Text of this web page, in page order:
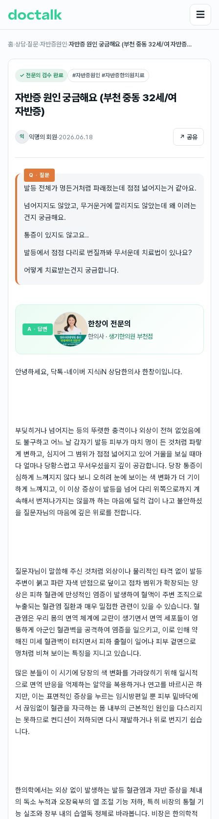
☰
홈›상담·질문›자반증원인›자반증 원인 궁금해요 (부천 중동 32세/여 자반증…
✓ 전문의 검수 완료 #자반증원인 #자반증한의원치료
자반증 원인 궁금해요 (부천 중동 32세/여
자반증)
익 익명의 회원·2026.06.18 ↗ 공유
Q · 질문
발등 전체가 멍든거처럼 파래졌는데 점점 넓어지는거 같아요.
넘어지지도 않았고, 무거운거에 깔리지도 않았는데 왜 이러는
건지 궁금해요.
통증이 있지도 않고요..
발등에서 점점 다리로 번질까봐 무서운데 치료법이 있나요?
어떻게 치료받는건지 궁금합니다.
한창이 전문의
한의사 · 생기한의원 부천점
A · 답변
안녕하세요, 닥톡-네이버 지식iN 상담한의사 한창이입니다.
부딪히거나 넘어지는 등의 뚜렷한 충격이나 외상이 전혀 없었음에
도 불구하고 어느 날 갑자기 발등 피부가 마치 멍이 든 것처럼 파랗
게 변하고, 심지어 그 범위가 점점 넓어지고 있어 거울을 보실 때마
다 얼마나 당황스럽고 무서우셨을지 깊이 공감합니다. 당장 통증이
심하게 느껴지지 않다 보니 오히려 눈에 보이는 색 변화가 더 기이
하게 느껴지고, 이 이상 증상이 발등을 넘어 다리 위쪽으로까지 계
속해서 번져나가지는 않을까 하는 마음에 덜컥 겁이 나고 불안하셨
을 질문자님의 마음에 깊은 위로를 전합니다.
질문자님이 말씀해 주신 것처럼 외상이나 물리적인 타격 없이 발등
주변이 붉고 파란 자색 반점으로 덮이고 점차 범위가 확장되는 양
상은 피하 혈관에 만성적인 염증이 발생하여 혈액이 주변 조직으로
누출되는 혈관염 질환과 매우 밀접한 관련이 있을 수 있습니다. 혈
관염은 우리 몸의 면역 체계에 교란이 생기면서 면역 세포들이 엉
뚱하게 아군인 혈관벽을 공격하여 염증을 일으키고, 이로 인해 약
해진 미세 혈관벽이 터지면서 피하 출혈이 일어나 피부 겉면으로
멍처럼 비쳐 보이는 특징을 지니고 있습니다.
많은 분들이 이 시기에 당장의 색 변화를 가라앉히기 위해 일시적
으로 면역 반응을 억제하는 알약을 복용하거나 연고를 바르시곤 하
지만, 이는 표면적인 증상을 누르는 임시방편일 뿐 피부 밑바닥에
서 끊임없이 혈관을 자극하는 몸 내부의 근본적인 원인을 다스리지
는 못하므로 컨디션이 저하되면 다시 재발하거나 위로 번지기 쉽습
니다.
한의학에서는 외상 없이 발생하는 발등 혈관염과 자반 증상을 체내
의 독소 누적과 오장육부의 열 조절 기능 저하, 특히 비장의 통혈 기
능 실조와 장부 내의 습열독 정체로 바라봅니다. 비장은 한의학적